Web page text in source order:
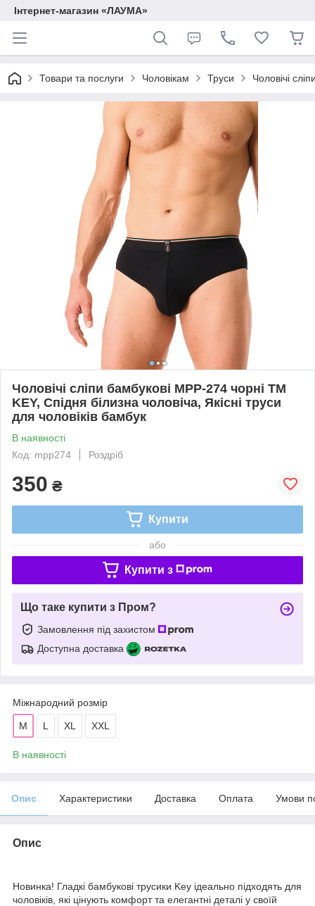
Інтернет-магазин «ЛАУМА»
Товари та послуги Чоловікам Труси Чоловічі
Чоловічі сліпи бамбукові MPP-274 чорні ТМ
KEY, Спідня білизна чоловіча, Якісні труси
для чоловіків бамбук
В наявності
Код: mpp274
Роздріб
350 ₴
Купити
або
Купити з
Що таке купити з Пром?
Замовлення під захистом
Доступна доставка
Міжнародний розмір
M L XL XXL
В наявності
Опис Характеристики Доставка Оплата Умови
Опис
Новинка! Гладкі бамбукові трусики Key ідеально підходять для
чоловіків, які цінують комфорт та елегантні деталі у своїй